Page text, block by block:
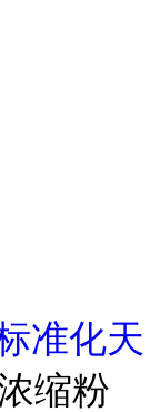
准化天
缩粉